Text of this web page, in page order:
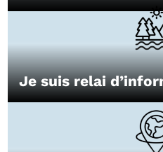
Je suis relai